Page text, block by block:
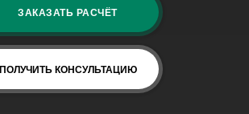
ЗАКАЗАТЬ РАСЧЁТ
ПОЛУЧИТЬ КОНСУЛЬТАЦИЮ